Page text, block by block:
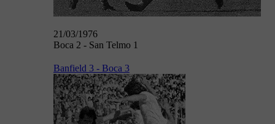
21/03/1976
Boca 2 - San Telmo 1
Banfield 3 - Boca 3